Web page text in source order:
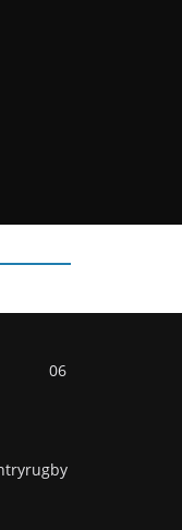
au 06